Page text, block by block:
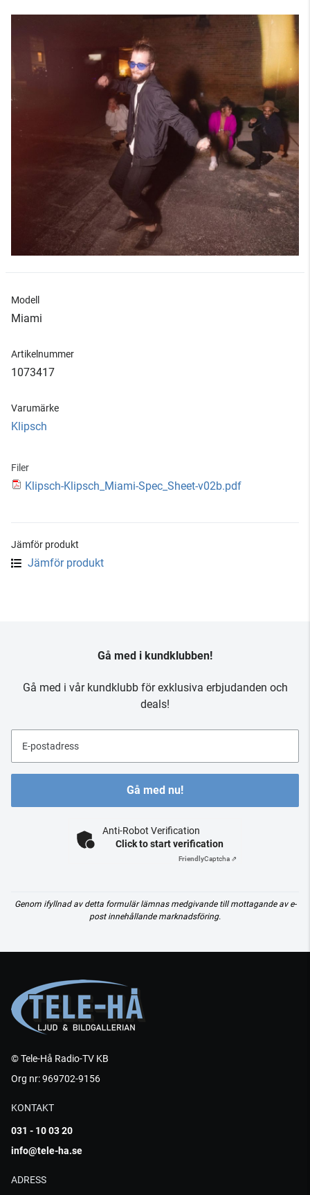
Modell
Miami
Artikelnummer
1073417
Varumärke
Klipsch
Filer
Klipsch-Klipsch_Miami-Spec_Sheet-v02b.pdf
Jämför produkt
Jämför produkt
Gå med i kundklubben!
Gå med i vår kundklubb för exklusiva erbjudanden och
deals!
E-postadress
Gå med nu!
Anti-Robot Verification
Click to start verification
FriendlyCaptcha ⇗
Genom ifyllnad av detta formulär lämnas medgivande till mottagande av e-
post innehållande marknadsföring.
© Tele-Hå Radio-TV KB
Org nr: 969702-9156
KONTAKT
031 - 10 03 20
info@tele-ha.se
ADRESS